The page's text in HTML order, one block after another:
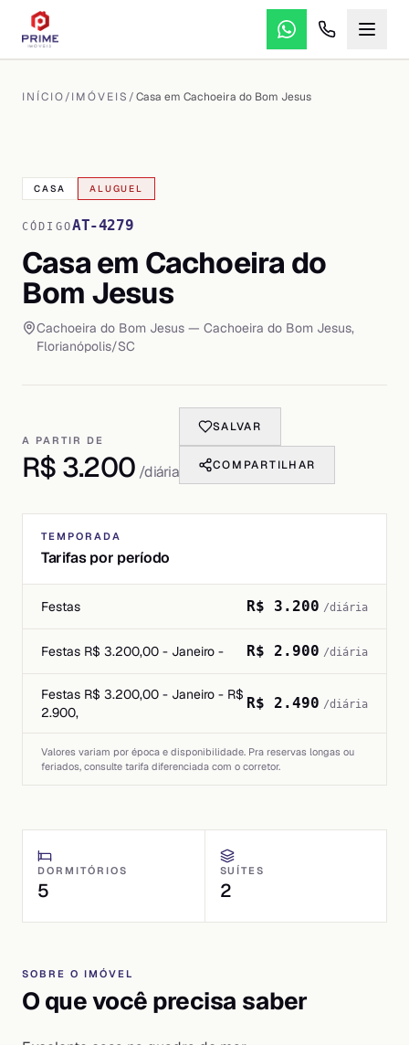
INÍCIO/IMÓVEIS /Casa em Cachoeira do Bom Jesus
CASA ALUGUEL
CÓDIGOAT-4279
Casa em Cachoeira do
Bom Jesus
Cachoeira do Bom Jesus — Cachoeira do Bom Jesus,
Florianópolis/SC
A PARTIR DE
R$ 3.200 /diária
SALVAR
COMPARTILHAR
TEMPORADA
Tarifas por período
Festas R$ 3.200 /diária
Festas R$ 3.200,00 - Janeiro - R$ 2.900 /diária
Festas R$ 3.200,00 - Janeiro - R$
2.900,
R$ 2.490 /diária
Valores variam por época e disponibilidade. Pra reservas longas ou
feriados, consulte tarifa diferenciada com o corretor.
DORMITÓRIOS
5
SUÍTES
2
SOBRE O IMÓVEL
O que você precisa saber